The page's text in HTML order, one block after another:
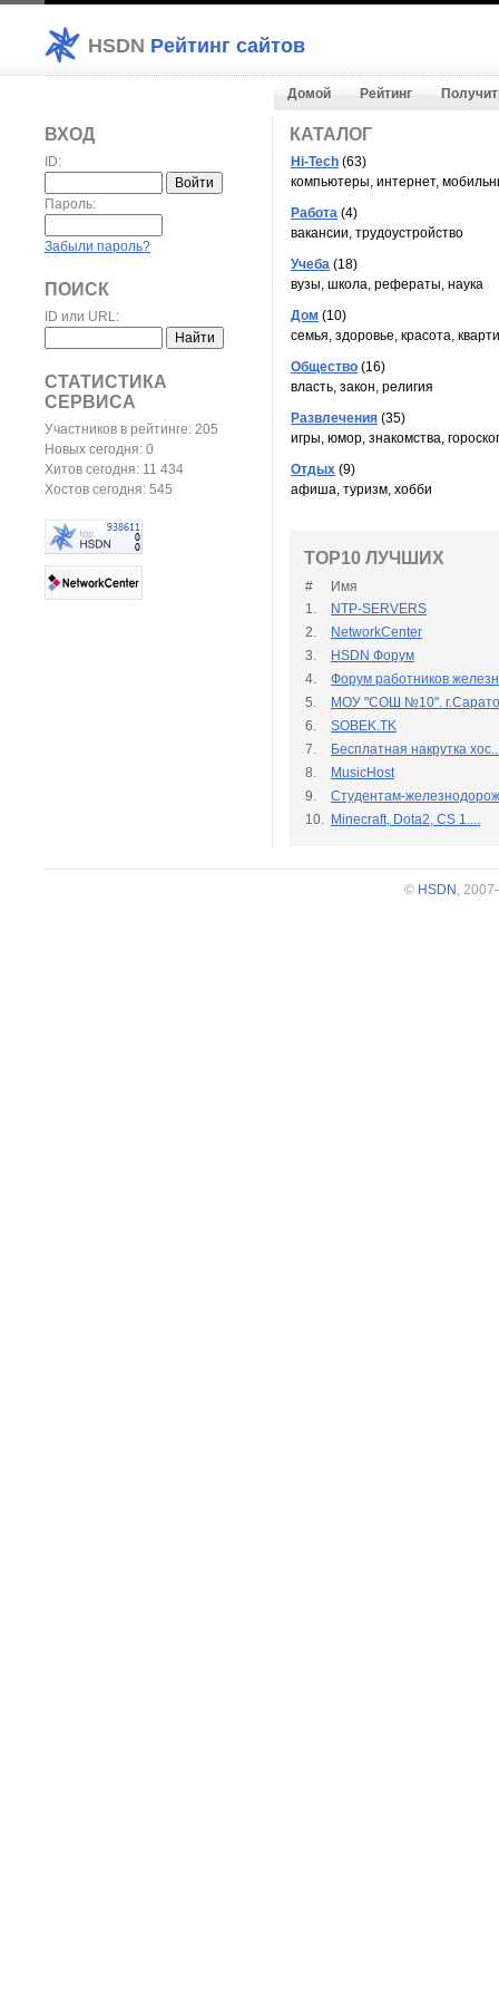
HSDN Рейтинг сайтов
Домой Рейтинг
КАТАЛОГ
Hi-Tech (63)
компьютеры, интернет,
Работа (4)
вакансии, трудоустройство
Учеба (18)
вузы, школа, рефераты, наука
Дом (10)
семья, здоровье, красота,
Общество (16)
власть, закон, религия
Развлечения (35)
игры, юмор, знакомства,
Отдых (9)
афиша, туризм, хобби
TOP10 ЛУЧШИХ
#
Имя
1.
NTP-SERVERS
2.
NetworkCenter
3.
HSDN Форум
4.
Форум работников
5.
МОУ "СОШ №10".
6.
SOBEK.TK
7.
Бесплатная накрутка
8.
MusicHost
9.
Студентам-
10. Minecraft, Dota2, CS 1....
ВХОД
ID:
Пароль:
Забыли пароль?
ПОИСК
ID или URL:
СТАТИСТИКА
СЕРВИСА
Участников в рейтинге: 205
Новых сегодня: 0
Хитов сегодня: 11 434
Хостов сегодня: 545
© HSDN ,